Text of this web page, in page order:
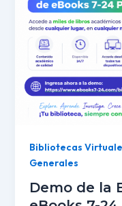
Bibliotecas
Generales
Demo de la